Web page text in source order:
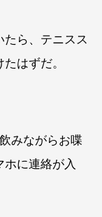
たら、テニスス
はずだ。
みながらお喋
ホに連絡が入